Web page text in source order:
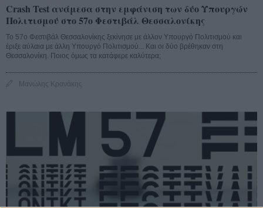
Crash Test ανάμεσα στην εμφάνιση των δύο Υπουργών
Πολιτισμού στο 57ο Φεστιβάλ Θεσσαλονίκης
Το 57ο Φεστιβάλ Θεσσαλονίκης ξεκίνησε με άλλον Υπουργό Πολιτισμού και
έριξε αύλαια με άλλη Υπουργό Πολιτισμού... Και οι δύο βρέθηκαν στη
Θεσσαλονίκη. Ποιος όμως τα κατάφερε καλύτερα;
Μανώλης Κρανάκης